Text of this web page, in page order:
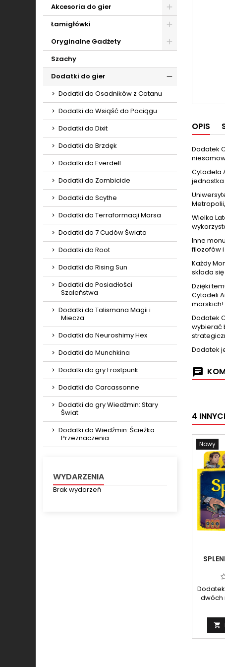
Akcesoria do gier
Łamigłówki
Oryginalne Gadżety
Szachy
Dodatki do gier
Dodatki do Osadników z Catanu
Dodatki do Wsiąść do Pociągu
Dodatki do Dixit
Dodatki do Brzdęk
Dodatki do Everdell
Dodatki do Zombicide
Dodatki do Scythe
Dodatki do Terraformacji Marsa
Dodatki do 7 Cudów Świata
Dodatki do Root
Dodatki do Rising Sun
Dodatki do Posiadłości
Szaleństwa
Dodatki do Talismana Magii i
Miecza
Dodatki do Neuroshimy Hex
Dodatki do Munchkina
Dodatki do gry Frostpunk
Dodatki do Carcassonne
Dodatki do gry Wiedźmin: Stary
Świat
Dodatki do Wiedźmin: Ścieżka
Przeznaczenia
WYDARZENIA
Brak wydarzeń
OPIS
Dodatek
Cytadela
jednostka
Metropolii,
Wielka
Inne
filozofów i
Każdy
składa
Dzięki
Cytadeli
morskich!
Dodatek
wybierać
Dodatek
4
Nowy
dwóch
